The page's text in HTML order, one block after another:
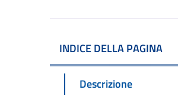
INDICE DELLA PAGINA
Descrizione